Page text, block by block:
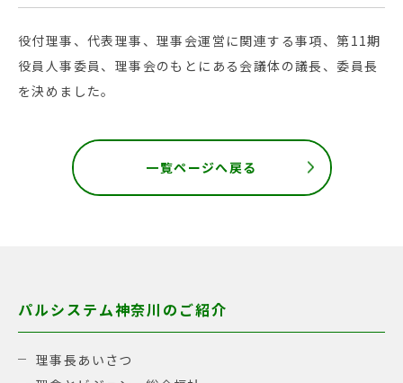
役付理事、代表理事、理事会運営に関連する事項、第11期
役員人事委員、理事会のもとにある会議体の議長、委員長
を決めました。
一覧ページへ戻る
パルシステム神奈川のご紹介
理事長あいさつ